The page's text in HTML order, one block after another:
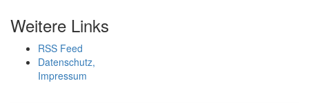
Weitere Links
RSS Feed
Datenschutz,
Impressum